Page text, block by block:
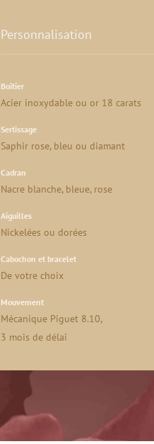
Personnalisation
Boîtier
Acier inoxydable ou or 18 carats
Sertissage
Saphir rose, bleu ou diamant
Cadran
Nacre blanche, bleue, rose
Aiguilles
Nickelées ou dorées
Cabochon et bracelet
De votre choix
Mouvement
Mécanique Piguet 8.10,
3 mois de délai